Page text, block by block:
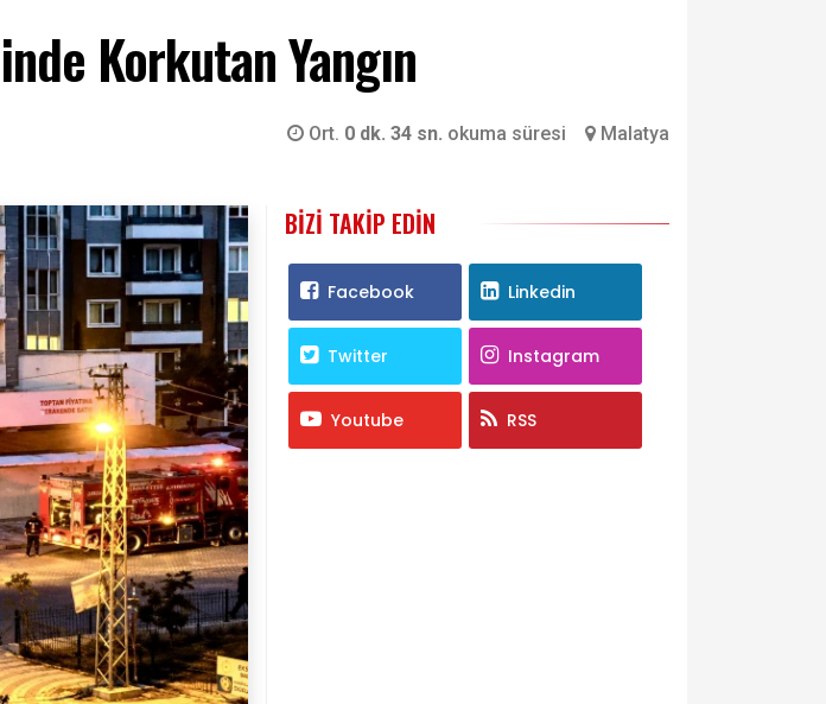
Korkutan Yangın
Ort. 0 dk. 34 sn. okuma süresi Malatya
BIZI TAKIP EDIN
Facebook Linkedin
Twitter Instagram
Youtube RSS